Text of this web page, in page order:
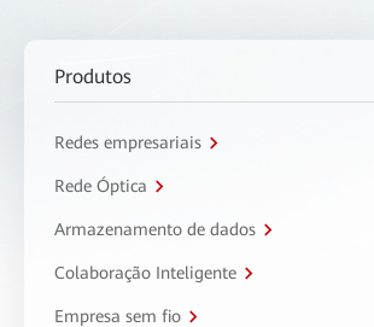
Produtos
Redes empresariais
Rede Óptica
Armazenamento de dados
Colaboração Inteligente
Empresa sem fio